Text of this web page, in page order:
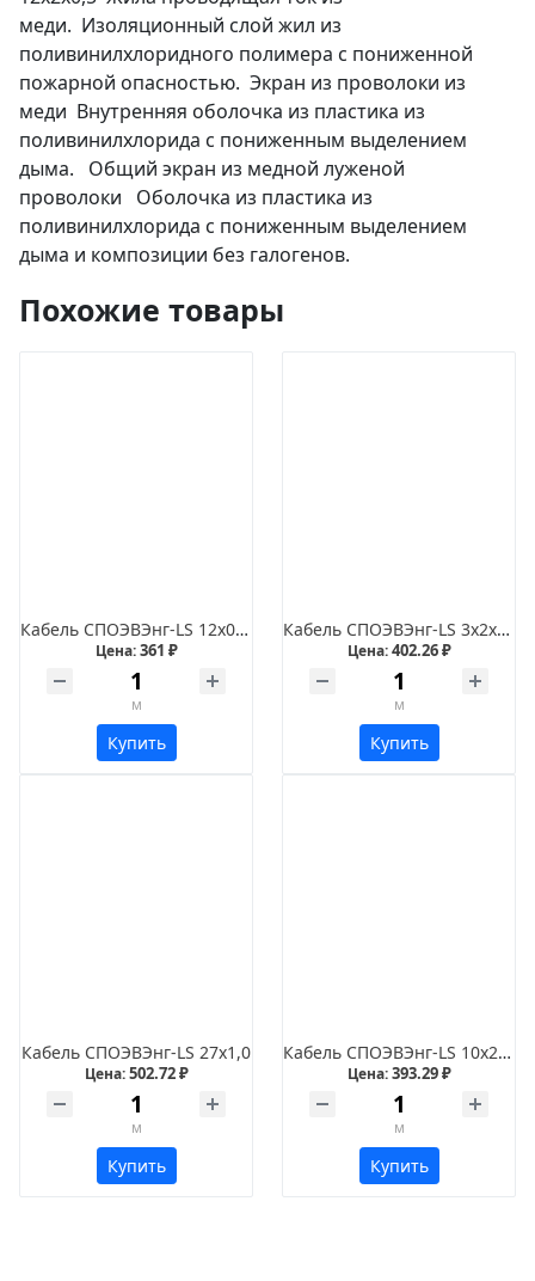
меди. Изоляционный слой жил из
поливинилхлоридного полимера с пониженной
пожарной опасностью. Экран из проволоки из
меди Внутренняя оболочка из пластика из
поливинилхлорида с пониженным выделением
дыма. Общий экран из медной луженой
проволоки Оболочка из пластика из
поливинилхлорида с пониженным выделением
дыма и композиции без галогенов.
Похожие товары
Кабель СПОЭВЭнг-LS 12х0,35
Цена:361 ₽
м
Купить
Кабель СПОЭВЭнг-LS 3х2х1,5
Цена:402.26 ₽
м
Купить
Кабель СПОЭВЭнг-LS 27х1,0
Цена:502.72 ₽
м
Купить
Кабель СПОЭВЭнг-LS 10х2х0,35
Цена:393.29 ₽
м
Купить